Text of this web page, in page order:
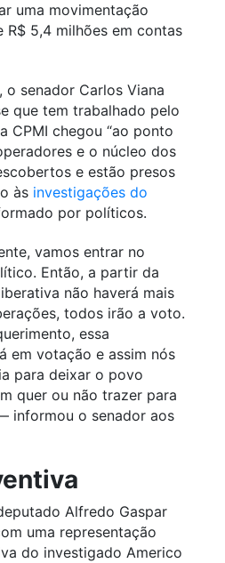
uma movimentação
R$ 5,4 milhões em contas
o senador Carlos Viana
que tem trabalhado pelo
CPMI chegou “ao ponto
e o núcleo dos
e estão presos
às investigações do
por políticos.
vamos entrar no
Então, a partir da
não haverá mais
todos irão a voto.
essa
em votação e assim nós
para deixar o povo
quer ou não trazer para
informou o senador aos
Alfredo Gaspar
uma representação
do investigado Americo